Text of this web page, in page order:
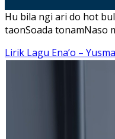
Hu bila ngi ari do hot
taonSoada tonamNaso
Lirik Lagu Ena’o –